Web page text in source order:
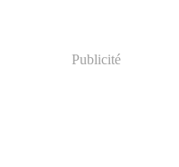
Publicité